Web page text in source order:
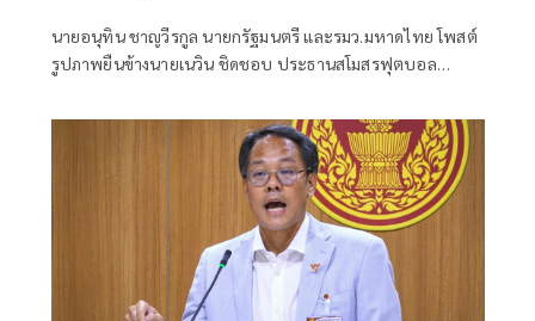
นายอนุทิน ชาญวีรกูล นายกรัฐมนตรี และรมว.มหาดไทย โพสต์
รูปภาพยืนข้างนายเนวิน ชิดชอบ ประธานสโมสรฟุตบอล